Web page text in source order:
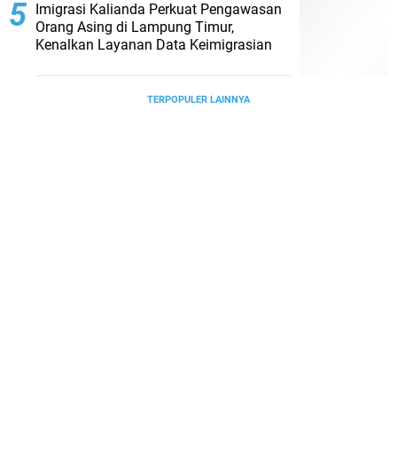
Imigrasi Kalianda Perkuat Pengawasan
Orang Asing di Lampung Timur,
Kenalkan Layanan Data Keimigrasian
TERPOPULER LAINNYA